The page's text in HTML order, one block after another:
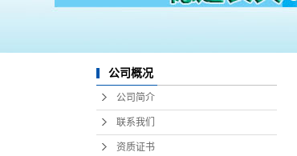
公司概况
公司简介
联系我们
资质证书